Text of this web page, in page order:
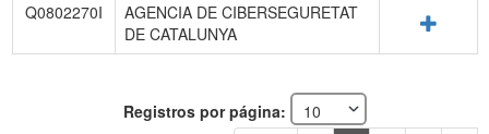
Q0802270I
AGENCIA DE CIBERSEGURETAT
DE CATALUNYA
Registros por página: